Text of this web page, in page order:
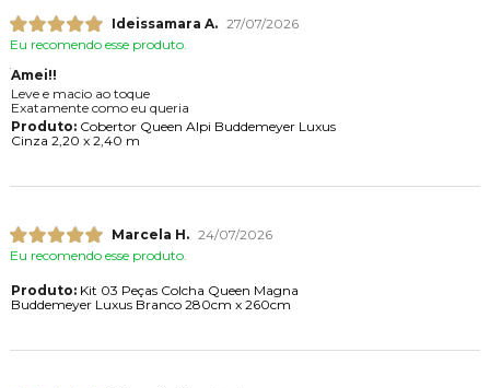
Ideissamara A. 27/07/2026
Eu recomendo esse produto.
Amei!!
Leve e macio ao toque
Exatamente como eu queria
Produto:Cobertor Queen Alpi Buddemeyer Luxus
Cinza 2,20 x 2,40 m
Marcela H. 24/07/2026
Eu recomendo esse produto.
Produto:Kit 03 Peças Colcha Queen Magna
Buddemeyer Luxus Branco 280cm x 260cm